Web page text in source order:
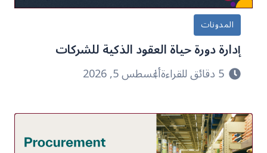
المدونات
إدارة دورة حياة العقود الذكية للشركات
5 دقائق للقراءة أغسطس 5, 2026